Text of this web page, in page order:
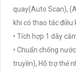
quay(Auto Scan),
khi có thao tác điều
• Tích hợp 1 dây
• Chuẩn chống
truyền), Hỗ trợ thẻ